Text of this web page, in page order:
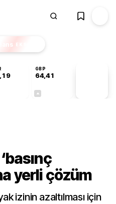
EKSTRA
GBP
64,41
yerli çözüm
izinin azaltılması için